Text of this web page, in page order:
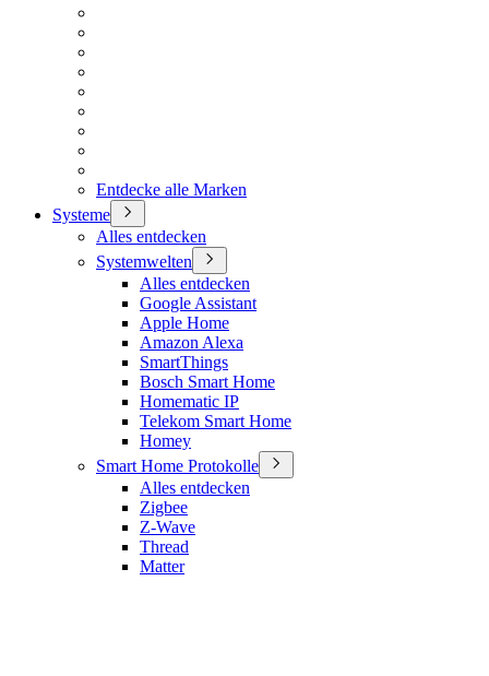
Entdecke alle Marken
Systeme
Alles entdecken
Systemwelten
Alles entdecken
Google Assistant
Apple Home
Amazon Alexa
SmartThings
Bosch Smart Home
Homematic IP
Telekom Smart Home
Homey
Smart Home Protokolle
Alles entdecken
Zigbee
Z-Wave
Thread
Matter